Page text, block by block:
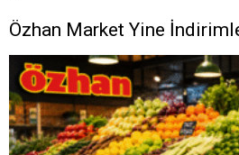
Özhan Market Yine